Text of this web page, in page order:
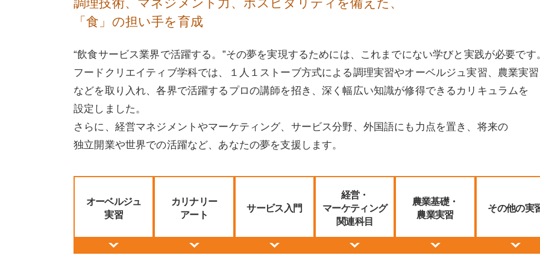
「食」の担い手を育成
“飲食サービス業界で活躍する。”その夢を実現するためには、これまでにない学びと実践が必要です
フードクリエイティブ学科では、１人１ストーブ方式による調理実習やオーベルジュ実習、農業実習
などを取り入れ、各界で活躍するプロの講師を招き、深く幅広い知識が修得できるカリキュラムを
設定しました。
さらに、経営マネジメントやマーケティング、サービス分野、外国語にも力点を置き、将来の
独立開業や世界での活躍など、あなたの夢を支援します。
オーベルジュ
実習
カリナリー
アート
サービス入門
経営・
マーケティング
関連科目
農業基礎・
農業実習
その他の実